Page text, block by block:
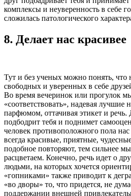
комплексы и неуверенность в себе
сложилась патологического
8. Делает нас красивее
Тут и без ученых можно понять, что
свободных и уверенных в себе
Во время вечеринок или прогулок
«соответствовать», надевая лучшие
парфюмом, оттачивая этикет и речь.
подбодрит тебя и поднимет
человек противоположного пола
всегда красивые, приятные,
подобное повторяют, тем сильнее
расцветаем. Конечно, речь идет о
людьми, на которых хочется
«гопниками» также приводит к
«во дворы» то, что придется, не
поддержании внешней